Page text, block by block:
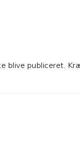
blive publiceret.